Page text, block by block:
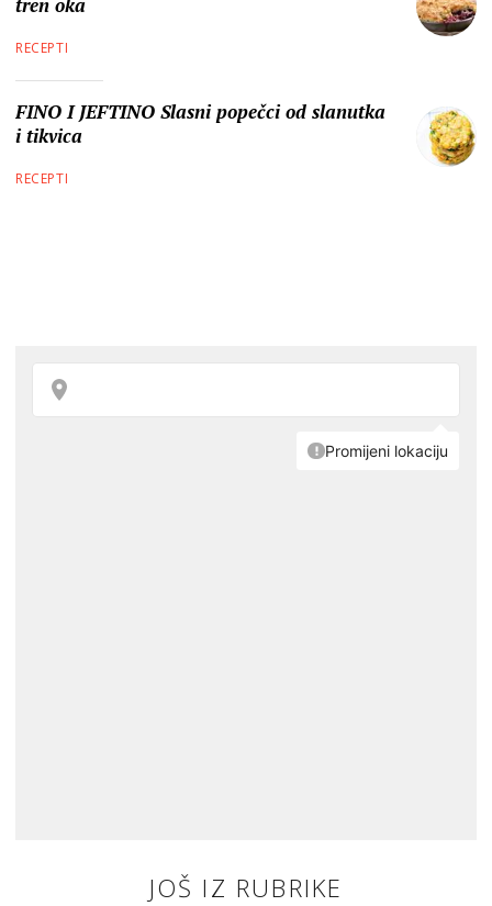
tren oka
RECEPTI
FINO I JEFTINO Slasni popečci od slanutka
i tikvica
RECEPTI
JOŠ IZ RUBRIKE